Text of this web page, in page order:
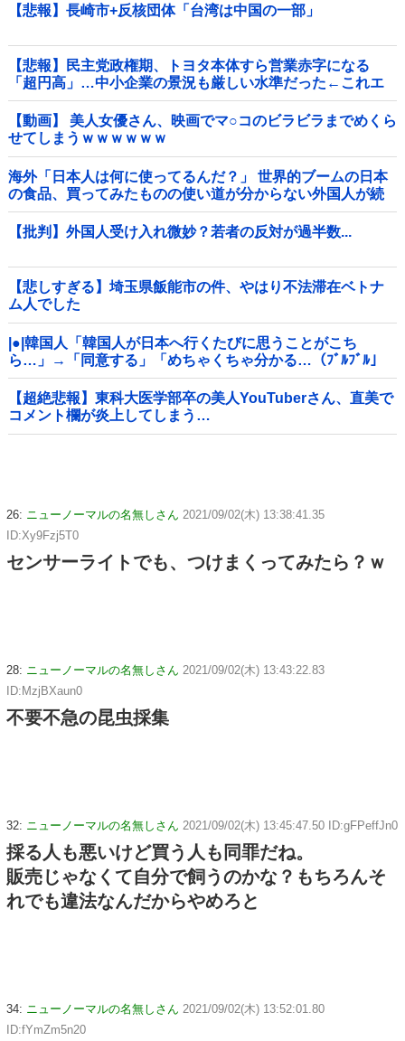
【悲報】長崎市+反核団体「台湾は中国の一部」
【悲報】民主党政権期、トヨタ本体すら営業赤字になる
「超円高」…中小企業の景況も厳しい水準だった←これエ
グいよな他
【動画】 美人女優さん、映画でマ○コのビラビラまでめくら
せてしまうｗｗｗｗｗｗ
海外「日本人は何に使ってるんだ？」 世界的ブームの日本
の食品、買ってみたものの使い道が分からない外国人が続
出
【批判】外国人受け入れ微妙？若者の反対が過半数...
【悲しすぎる】埼玉県飯能市の件、やはり不法滞在ベトナ
ム人でした
|●|韓国人「韓国人が日本へ行くたびに思うことがこち
ら…」→「同意する」「めちゃくちゃ分かる…（ﾌﾞﾙﾌﾞﾙ」
＝韓国の反応
【超絶悲報】東科大医学部卒の美人YouTuberさん、直美で
コメント欄が炎上してしまう…
26: ニューノーマルの名無しさん 2021/09/02(木) 13:38:41.35
ID:Xy9Fzj5T0
センサーライトでも、つけまくってみたら？ｗ
28: ニューノーマルの名無しさん 2021/09/02(木) 13:43:22.83
ID:MzjBXaun0
不要不急の昆虫採集
32: ニューノーマルの名無しさん 2021/09/02(木) 13:45:47.50 ID:gFPeffJn0
採る人も悪いけど買う人も同罪だね。
販売じゃなくて自分で飼うのかな？もちろんそ
れでも違法なんだからやめろと
34: ニューノーマルの名無しさん 2021/09/02(木) 13:52:01.80
ID:fYmZm5n20